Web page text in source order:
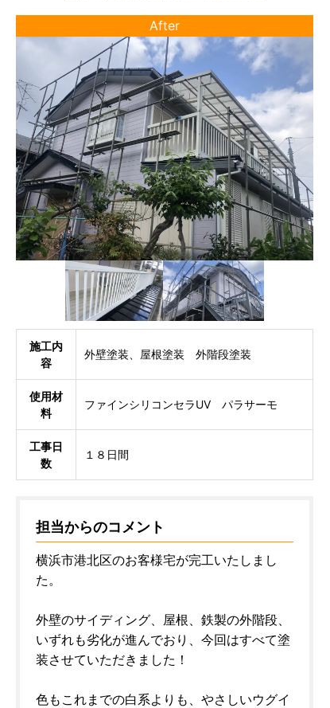
After
施工内
容
外壁塗装、屋根塗装 外階段塗装
使用材
料
ファインシリコンセラUV パラサーモ
工事日
数
１８日間
担当からのコメント
横浜市港北区のお客様宅が完工いたしまし
た。
外壁のサイディング、屋根、鉄製の外階段、
いずれも劣化が進んでおり、今回はすべて塗
装させていただきました！
色もこれまでの白系よりも、やさしいウグイ